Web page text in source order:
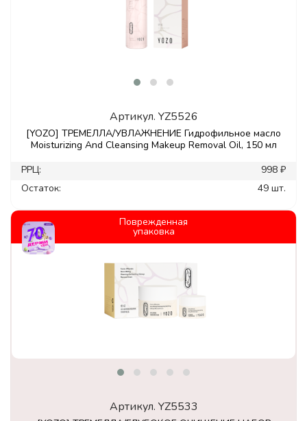
Артикул. YZ5526
[YOZO] ТРЕМЕЛЛА/УВЛАЖНЕНИЕ Гидрофильное масло
Moisturizing And Cleansing Makeup Removal Oil, 150 мл
РРЦ:
998 ₽
Остаток:
49 шт.
Поврежденная
упаковка
Артикул. YZ5533